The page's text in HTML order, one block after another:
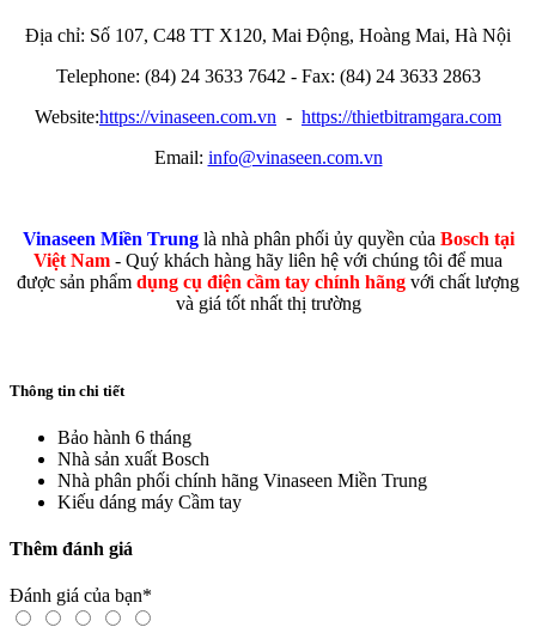
Địa chỉ: Số 107, C48 TT X120, Mai Động, Hoàng Mai, Hà Nội
Telephone: (84) 24 3633 7642 - Fax: (84) 24 3633 2863
Website:https://vinaseen.com.vn - https://thietbitramgara.com
Email: info@vinaseen.com.vn
Vinaseen Miền Trunglà nhà phân phối ủy quyền của Bosch tại
Việt Nam - Quý khách hàng hãy liên hệ với chúng tôi để mua
được sản phẩm dụng cụ điện cầm tay chính hãng với chất lượng
và giá tốt nhất thị trường
Thông tin chi tiết
Bảo hành 6 tháng
Nhà sản xuất Bosch
Nhà phân phối chính hãng Vinaseen Miền Trung
Kiếu dáng máy Cầm tay
Thêm đánh giá
Đánh giá của bạn*